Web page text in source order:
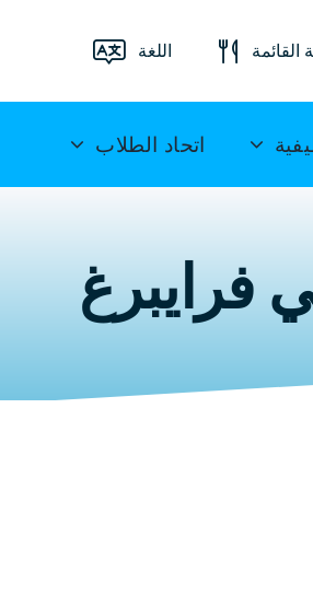
الطعام
ميتويدا
اللغة
English
Français
اتحاد الطلاب
فرايبرغ